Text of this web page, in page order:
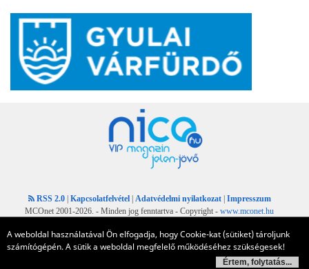
A weboldal használatával Ön elfogadja, hogy Cookie-kat (sütiket) tároljunk
számítógépén. A sütik a weboldal megfelelő működéséhez szükségesek!
Értem, folytatás...
RSS 2.0 | Kapcsolatfelvétel | Adatvédelmi nyilatkozat | Impresszum
MCOnet 2001-2026. - Minden jog fenntartva - Copyright - www.mconet.hu